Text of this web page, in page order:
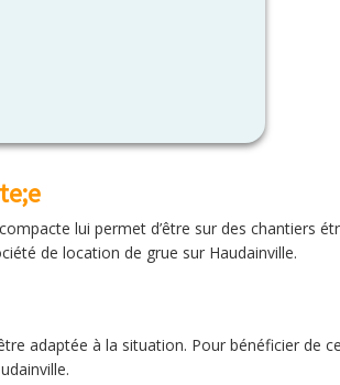
lui permet d’être sur des chantiers
de location de grue sur Haudainville.
adaptée à la situation. Pour bénéficier de